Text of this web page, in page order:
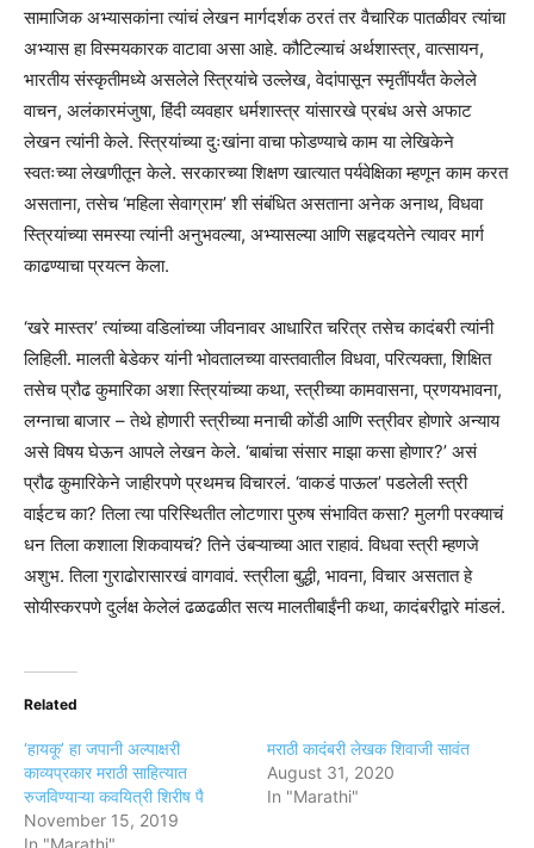
सामाजिक अभ्यासकांना त्यांचं लेखन मार्गदर्शक ठरतं तर वैचारिक पातळीवर त्यांचा
अभ्यास हा विस्मयकारक वाटावा असा आहे. कौटिल्याचं अर्थशास्त्र, वात्सायन,
भारतीय संस्कृतीमध्ये असलेले स्त्रियांचे उल्लेख, वेदांपासून स्मृतींपर्यंत केलेले
वाचन, अलंकारमंजुषा, हिंदी व्यवहार धर्मशास्त्र यांसारखे प्रबंध असे अफाट
लेखन त्यांनी केले. स्त्रियांच्या दुःखांना वाचा फोडण्याचे काम या लेखिकेने
स्वतःच्या लेखणीतून केले. सरकारच्या शिक्षण खात्यात पर्यवेक्षिका म्हणून काम करत
असताना, तसेच ‘महिला सेवाग्राम’ शी संबंधित असताना अनेक अनाथ, विधवा
स्त्रियांच्या समस्या त्यांनी अनुभवल्या, अभ्यासल्या आणि सहृदयतेने त्यावर मार्ग
काढण्याचा प्रयत्न केला.
‘खरे मास्तर’ त्यांच्या वडिलांच्या जीवनावर आधारित चरित्र तसेच कादंबरी त्यांनी
लिहिली. मालती बेडेकर यांनी भोवतालच्या वास्तवातील विधवा, परित्यक्ता, शिक्षित
तसेच प्रौढ कुमारिका अशा स्त्रियांच्या कथा, स्त्रीच्या कामवासना, प्रणयभावना,
लग्नाचा बाजार – तेथे होणारी स्त्रीच्या मनाची कोंडी आणि स्त्रीवर होणारे अन्याय
असे विषय घेऊन आपले लेखन केले. ‘बाबांचा संसार माझा कसा होणार?’ असं
प्रौढ कुमारिकेने जाहीरपणे प्रथमच विचारलं. ‘वाकडं पाऊल’ पडलेली स्त्री
वाईटच का? तिला त्या परिस्थितीत लोटणारा पुरुष संभावित कसा? मुलगी परक्याचं
धन तिला कशाला शिकवायचं? तिने उंबऱ्याच्या आत राहावं. विधवा स्त्री म्हणजे
अशुभ. तिला गुराढोरासारखं वागवावं. स्त्रीला बुद्धी, भावना, विचार असतात हे
सोयीस्करपणे दुर्लक्ष केलेलं ढळढळीत सत्य मालतीबाईंनी कथा, कादंबरीद्वारे मांडलं.
Related
‘हायकू’ हा जपानी अल्पाक्षरी
काव्यप्रकार मराठी साहित्यात
रुजविण्याऱ्या कवयित्री शिरीष पै
November 15, 2019
In "Marathi"
मराठी कादंबरी लेखक शिवाजी सावंत
August 31, 2020
In "Marathi"